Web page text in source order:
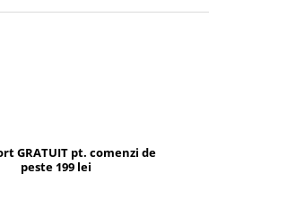
GRATUIT pt. comenzi de
peste 199 lei